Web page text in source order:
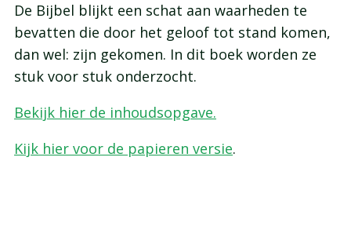
De Bijbel blijkt een schat aan waarheden te
bevatten die door het geloof tot stand komen,
dan wel: zijn gekomen. In dit boek worden ze
stuk voor stuk onderzocht.
Bekijk hier de inhoudsopgave.
Kijk hier voor de papieren versie.